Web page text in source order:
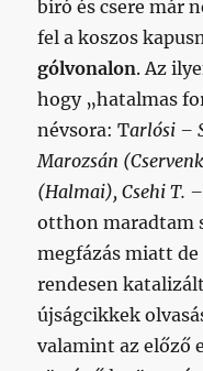
bíró és csere már
fel a koszos
gólvonalon. Az
hogy „hatalmas
névsora: Tarlósi –
Marozsán
(Halmai), Csehi T.
otthon maradtam
megfázás miatt
rendesen
újságcikkek
valamint az előző